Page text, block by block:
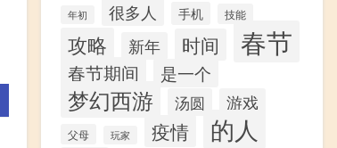
年初 很多人 手机 技能
攻略 新年 时间 春节
春节期间 是一个
梦幻西游 汤圆 游戏
父母 玩家 疫情 的人